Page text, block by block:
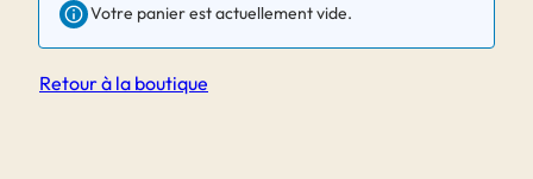
Votre panier est actuellement vide.
Retour à la boutique